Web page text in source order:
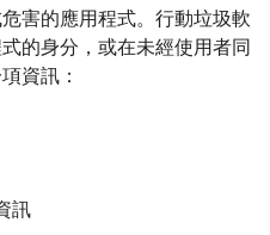
害的應用程式。行動垃圾軟
的身分，或在未經使用者同
資訊：
訊